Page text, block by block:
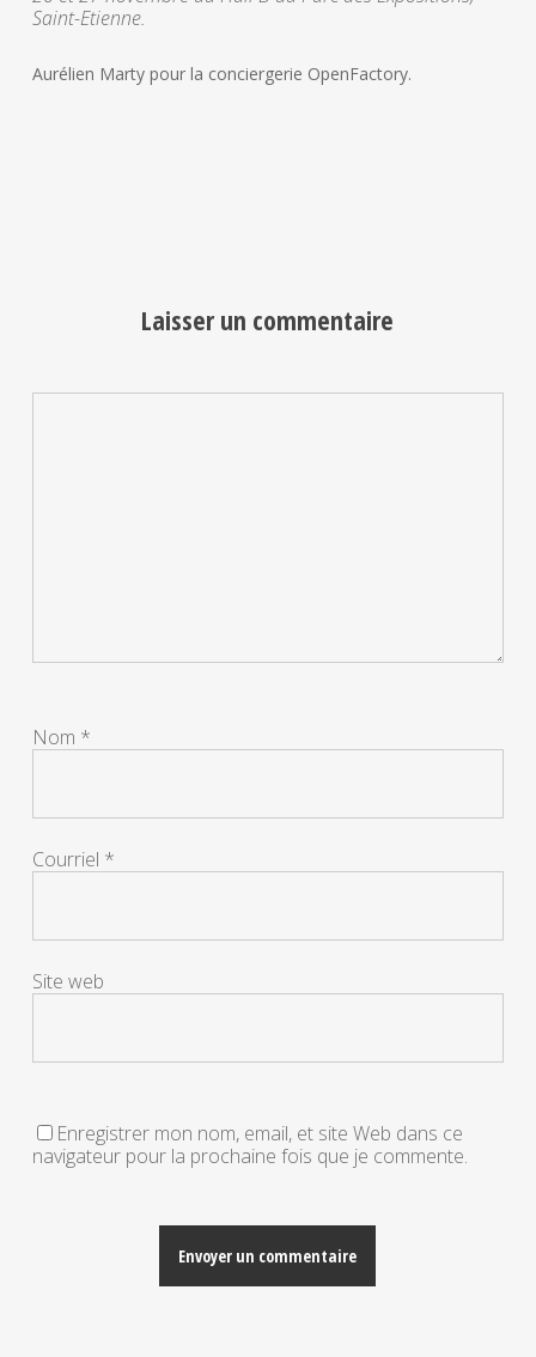
Saint-Etienne.
Aurélien Marty pour la conciergerie OpenFactory.
Laisser un commentaire
Nom *
Courriel *
Site web
Enregistrer mon nom, email, et site Web dans ce
navigateur pour la prochaine fois que je commente.